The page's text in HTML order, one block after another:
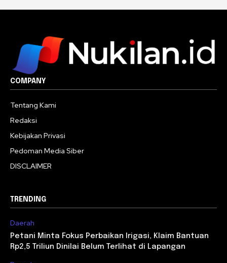
COMPANY
Tentang Kami
Redaksi
Kebijakan Privasi
Pedoman Media Siber
DISCLAIMER
TRENDING
Daerah
Petani Minta Fokus Perbaikan Irigasi, Klaim Bantuan
Rp2,5 Triliun Dinilai Belum Terlihat di Lapangan